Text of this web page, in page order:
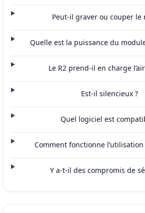
Peut-il graver ou couper le
Quelle est la puissance du
Le R2 prend-il en charge
Est-il silencieux ?
Quel logiciel est
Comment fonctionne
Y a-t-il des compromis de